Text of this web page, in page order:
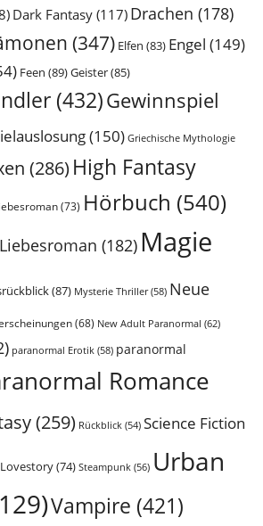
Dark Fantasy (117) Drachen (178)
(347) Elfen (83) Engel (149)
Feen (89)Geister(85)
(432)Gewinnspiel
(150) Griechische Mythologie
(286) High Fantasy
(73) Hörbuch (540)
Liebesroman (182) Magie
(87) Mysterie Thriller(58) Neue
(68) New Adult Paranormal (62)
paranormal Erotik (58) paranormal
Romance
(259) Rückblick (54) Science Fiction
(74) Steampunk (56) Urban
Vampire (421)